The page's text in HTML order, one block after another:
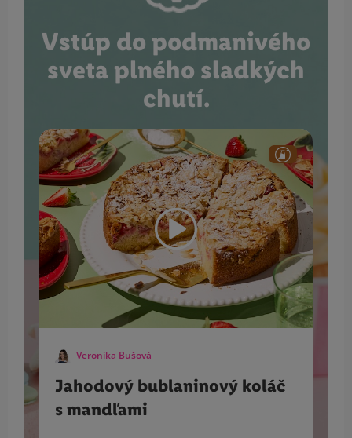
Vstúp do podmanivého
sveta plného sladkých
chutí.
Veronika Bušová
Jahodový bublaninový koláč
s mandľami